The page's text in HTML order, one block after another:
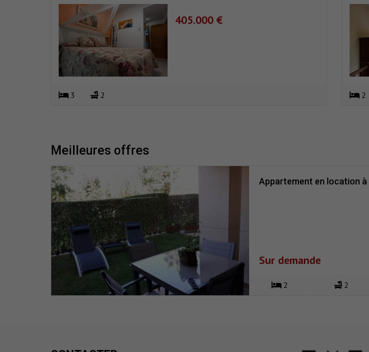
405.000 €
3 2 2
meilleures offres
Appartement en location
Sur demande
2 2